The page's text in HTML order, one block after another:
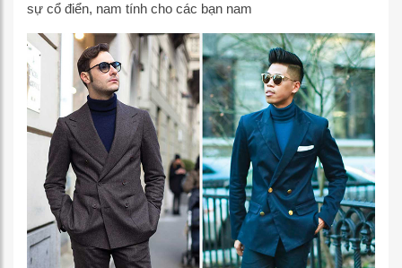
sự cổ điển, nam tính cho các bạn nam